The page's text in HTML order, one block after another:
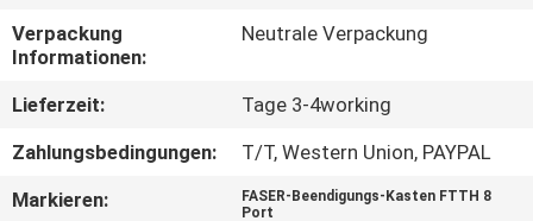
QUALITÄTSKONTROLLE
TRETEN
SIE
MIT
Verpackung
Informationen:
Neutrale Verpackung
Lieferzeit:
Tage 3-4working
Zahlungsbedingungen:
T/T, Western Union, PAYPAL
Markieren:
FASER-Beendigungs-Kasten FTTH 8
Port